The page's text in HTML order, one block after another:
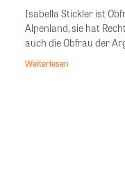
Isabella Stickler ist
Alpenland, sie hat
auch die Obfrau der
Weiterlesen